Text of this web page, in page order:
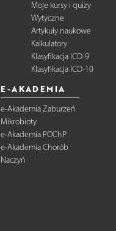
Moje kursy i quizy
Wytyczne
Artykuły naukowe
Kalkulatory
Klasyfikacja ICD-9
Klasyfikacja ICD-10
E-AKADEMIA
e-Akademia Zaburzeń
Mikrobioty
e-Akademia POChP
e-Akademia Chorób
Naczyń